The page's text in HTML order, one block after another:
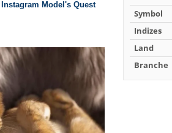
Symbol
Indizes
Land
Branche